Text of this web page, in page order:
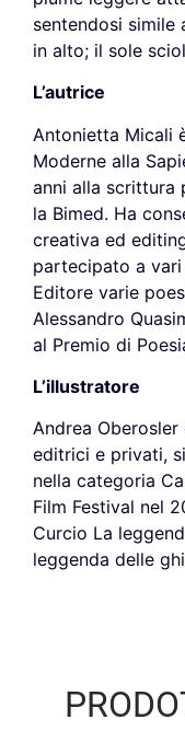
sentendosi simile
in alto; il sole
L’autrice
Antonietta Micali
Moderne alla
anni alla scrittura
la Bimed. Ha
creativa ed
partecipato a
Editore varie
Alessandro
al Premio di
L’illustratore
Andrea
editrici e privati,
nella categoria
Film Festival nel
Curcio La
leggenda delle